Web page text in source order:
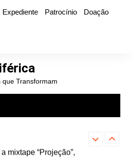
Expediente Patrocínio
Doação
que Transformam
Farofa